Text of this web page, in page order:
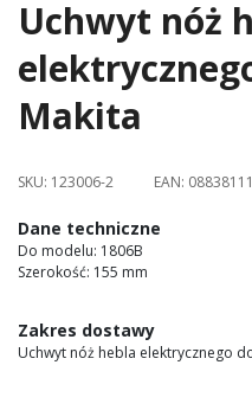
Skip
to
the
beginning
of
images
Uchwyt nóż
Makita
SKU: 123006-2 EAN:
Dane techniczne
Do modelu: 1806B
Szerokość: 155 mm
Zakres dostawy
Uchwyt nóż hebla elektrycznego